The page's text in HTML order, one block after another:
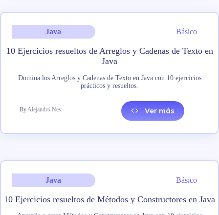
Java Básico
10 Ejercicios resueltos de Arreglos y Cadenas de Texto en
Java
Domina los Arreglos y Cadenas de Texto en Java con 10 ejercicios
prácticos y resueltos.
By Alejandro Nes Ver más
Java Básico
10 Ejercicios resueltos de Métodos y Constructores en Java